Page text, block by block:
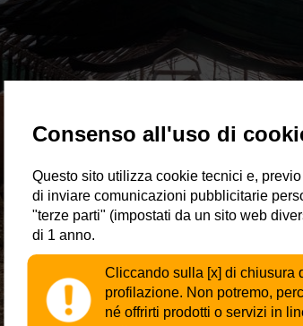
Consenso all'uso di
Questo sito utilizza cookie tecnici e,
di inviare comunicazioni pubblicitarie
"terze parti" (impostati da un sito web
di 1 anno.
Cliccando sulla [x] di chiusura
profilazione. Non potremo,
né offrirti prodotti o servizi in